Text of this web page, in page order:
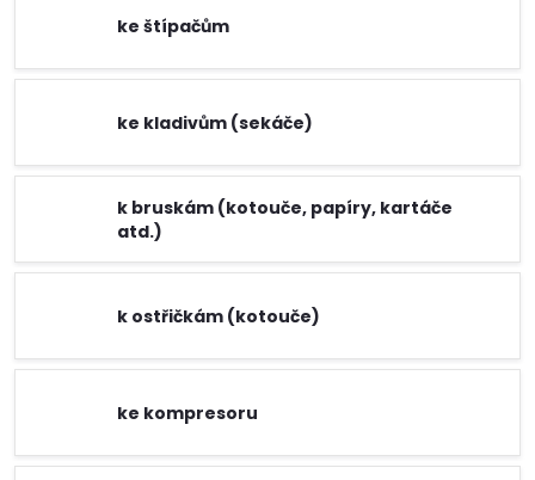
ke štípačům
ke kladivům (sekáče)
k bruskám (kotouče, papíry, kartáče
atd.)
k ostřičkám (kotouče)
ke kompresoru